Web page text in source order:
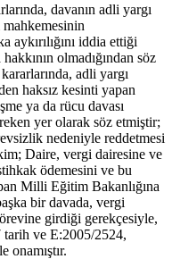
davanın adli yargı
mahkemesinin
aykırılığını iddia ettiği
olmadığından söz
adli yargı
haksız kesinti yapan
ya da rücu davası
yer olarak söz etmiştir;
nedeniyle reddetmesi
Daire, vergi dairesine ve
ödemesini ve bu
Milli Eğitim Bakanlığına
bir davada, vergi
girdiği gerekçesiyle,
tarih ve E:2005/2524,
onamıştır.